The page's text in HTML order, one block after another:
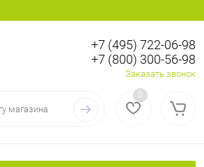
Регистрация
+7 (495) 722-06-98
+7 (800) 300-56-98
Заказать звонок
0